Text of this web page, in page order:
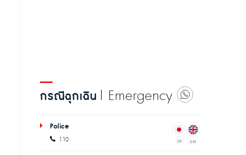
กรณีฉุกเฉิน | Emergency
Police
110